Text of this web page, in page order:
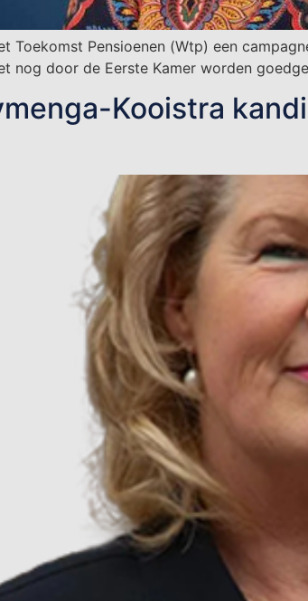
Toekomst Pensioenen (Wtp) een
nog door de Eerste Kamer worden
Kooistra